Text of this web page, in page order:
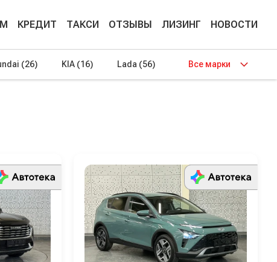
КРЕДИТ ТАКСИ ОТЗЫВЫ ЛИЗИНГ НОВОСТИ
(26) KIA (16) Lada (56) Все марки